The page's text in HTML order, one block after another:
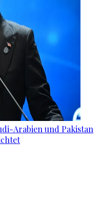
Arabien und Pakistan